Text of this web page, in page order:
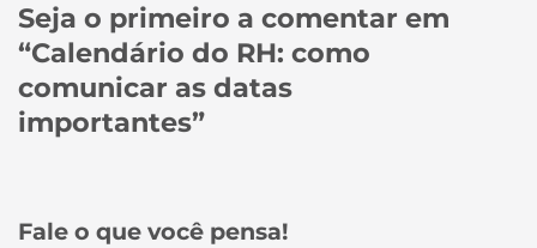
Seja o primeiro a comentar em
“Calendário do RH: como
comunicar as datas
importantes”
Fale o que você pensa!